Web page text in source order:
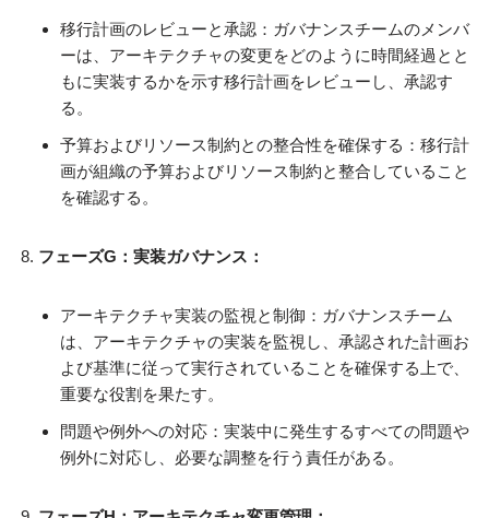
移行計画のレビューと承認：ガバナンスチームのメンバ
ーは、アーキテクチャの変更をどのように時間経過とと
もに実装するかを示す移行計画をレビューし、承認す
る。
予算およびリソース制約との整合性を確保する：移行計
画が組織の予算およびリソース制約と整合していること
を確認する。
フェーズG：実装ガバナンス：
アーキテクチャ実装の監視と制御：ガバナンスチーム
は、アーキテクチャの実装を監視し、承認された計画お
よび基準に従って実行されていることを確保する上で、
重要な役割を果たす。
問題や例外への対応：実装中に発生するすべての問題や
例外に対応し、必要な調整を行う責任がある。